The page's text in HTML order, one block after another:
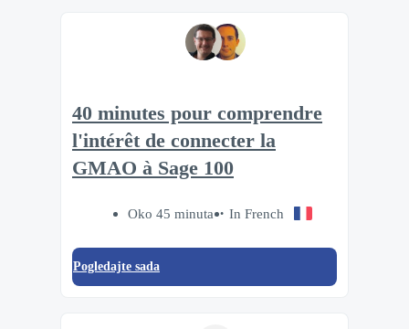
40 minutes pour comprendre
l'intérêt de connecter la
GMAO à Sage 100
Oko 45 minuta In French
Pogledajte sada